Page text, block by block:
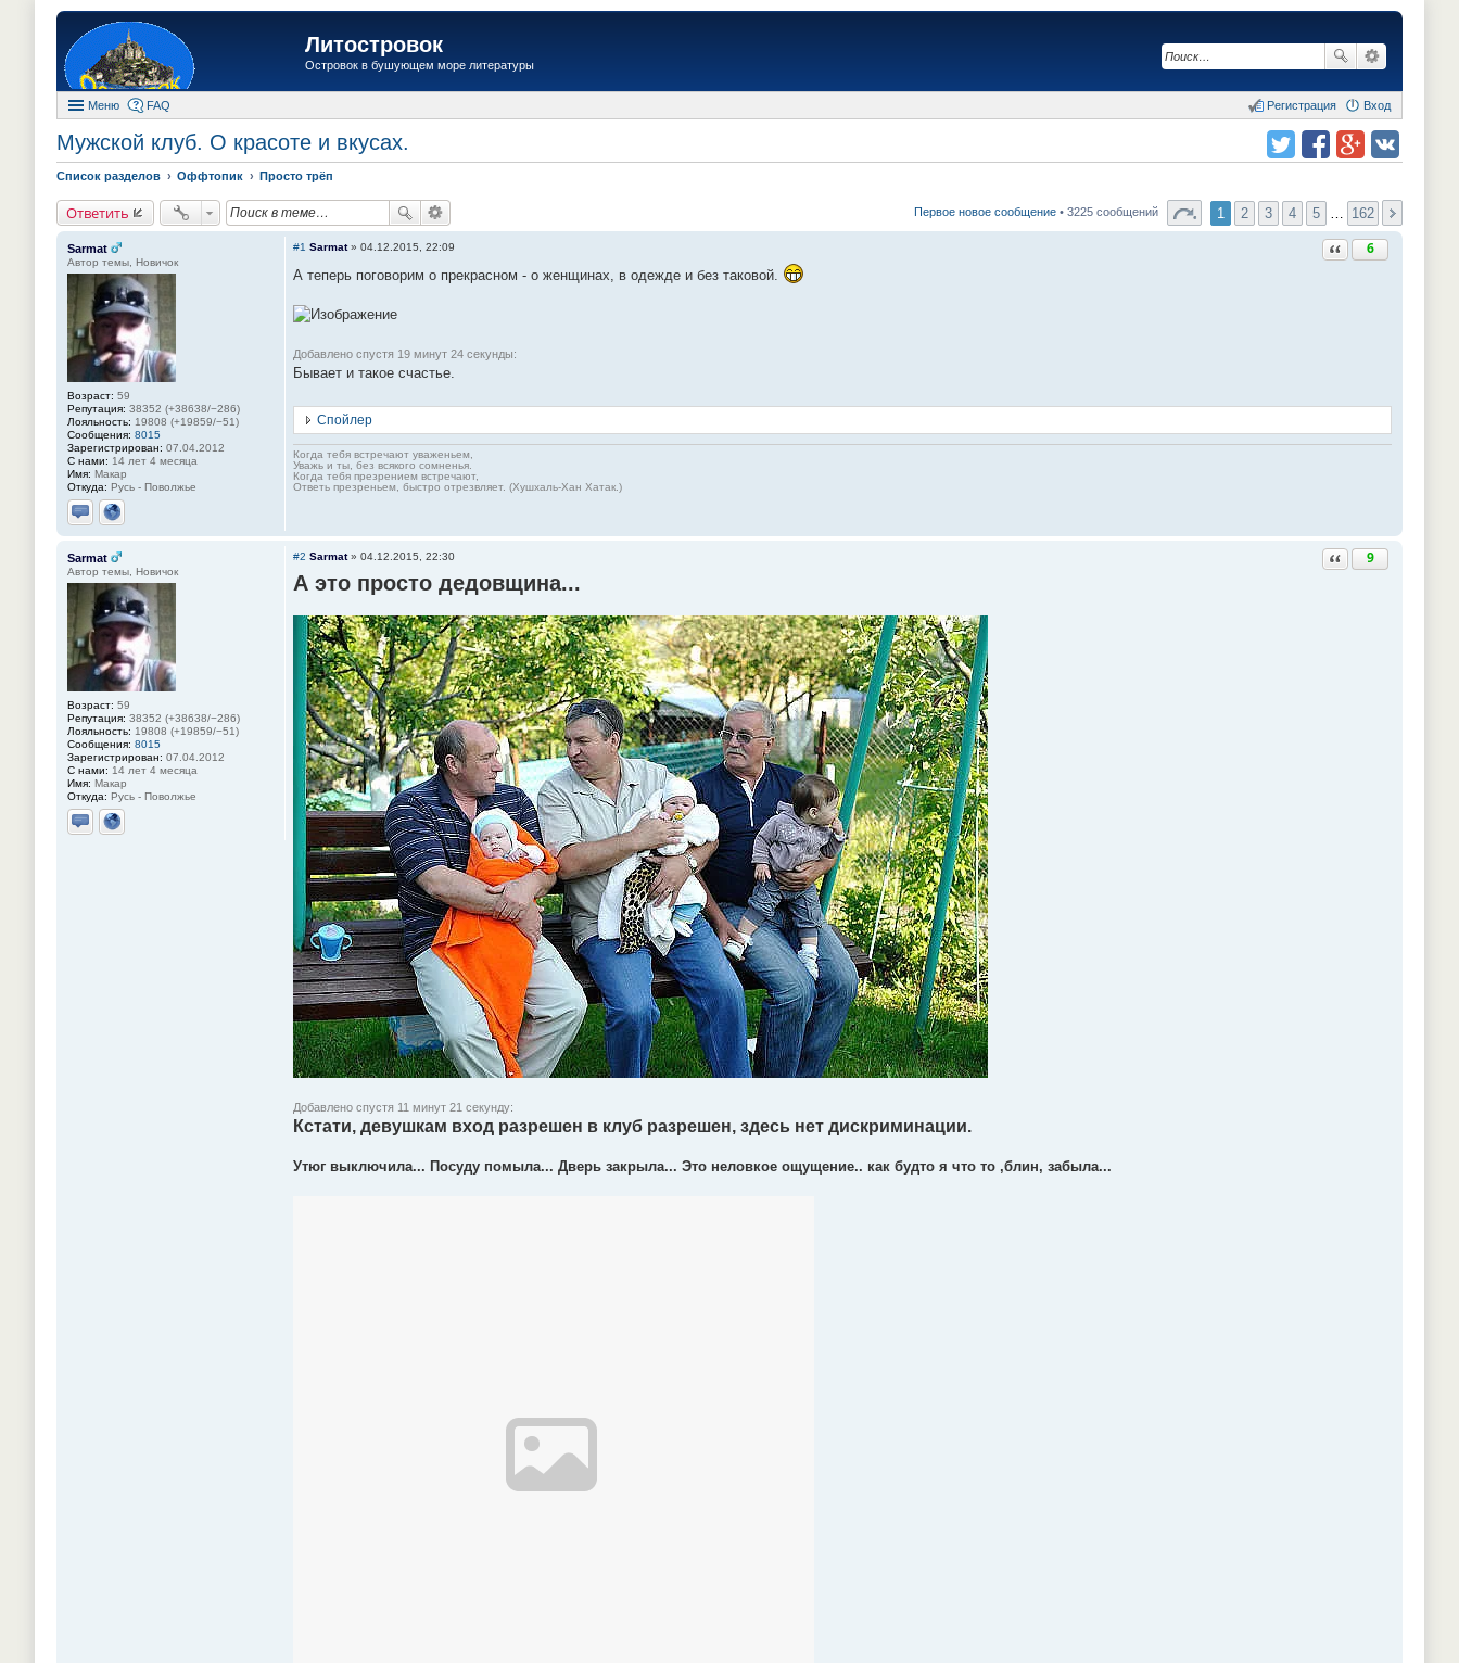
Литостровок
Островок в бушующем море литературы
Меню FAQ Вход
Регистрация
Мужской клуб. О красоте и вкусах.
Список разделов Оффтопик Просто трёп
Ответить Первое новое сообщение • 3225 сообщений 1 2 3 4 5 162
Sarmat
Автор темы, Новичок
Возраст: 59
Репутация: 38352 (+38638/−286)
Лояльность: 19808 (+19859/−51)
Сообщения: 8015
Зарегистрирован: 07.04.2012
С нами: 14 лет 4 месяца
Имя: Макар
Откуда: Русь - Поволжье
Отправить личное сообщение
Сайт
Ответить с цитатой
6
#1 Sarmat» 04.12.2015, 22:09
А теперь поговорим о прекрасном - о женщинах, в одежде и без таковой.
Добавлено спустя 19 минут 24 секунды:
Бывает и такое счастье.
Спойлер
Когда тебя встречают уваженьем,
Уважь и ты, без всякого сомненья.
Когда тебя презрением встречают,
Ответь презреньем, быстро отрезвляет. (Хушхаль-Хан Хатак.)
Sarmat
Автор темы, Новичок
Возраст: 59
Репутация: 38352 (+38638/−286)
Лояльность: 19808 (+19859/−51)
Сообщения: 8015
Зарегистрирован: 07.04.2012
С нами: 14 лет 4 месяца
Имя: Макар
Откуда: Русь - Поволжье
Отправить личное сообщение
Сайт
Ответить с цитатой
9
#2 Sarmat» 04.12.2015, 22:30
А это просто дедовщина...
Добавлено спустя 11 минут 21 секунду:
Кстати, девушкам вход разрешен в клуб разрешен, здесь нет дискриминации.
Утюг выключила... Посуду помыла... Дверь закрыла... Это неловкое ощущение.. как будто я что то ,блин, забыла...